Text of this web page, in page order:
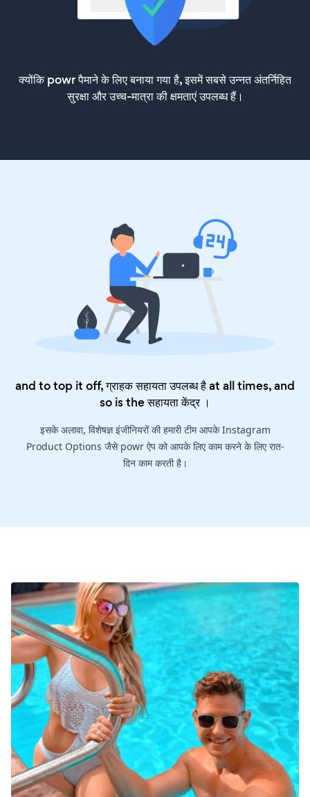
क्योंकि powr पैमाने के लिए बनाया गया है, इसमें सबसे उन्नत अंतर्निहित
सुरक्षा और उच्च-मात्रा की क्षमताएं उपलब्ध हैं।
and to top it off, ग्राहक सहायता उपलब्ध है at all times, and
so is theसहायता केंद्र।
इसके अलावा, विशेषज्ञ इंजीनियरों की हमारी टीम आपके Instagram
Product Options जैसे powr ऐप को आपके लिए काम करने के लिए रात-
दिन काम करती है।